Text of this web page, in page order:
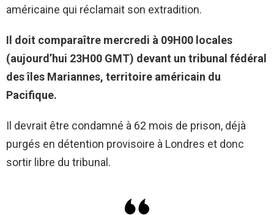
américaine qui réclamait son extradition.
Il doit comparaître mercredi à 09H00 locales
(aujourd’hui 23H00 GMT) devant un tribunal fédéral
des îles Mariannes, territoire américain du
Pacifique.
Il devrait être condamné à 62 mois de prison, déjà
purgés en détention provisoire à Londres et donc
sortir libre du tribunal.